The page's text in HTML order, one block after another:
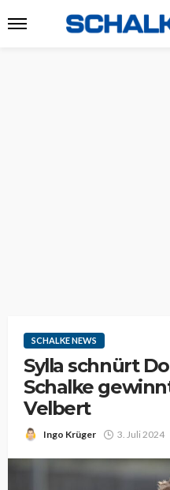
SCHALKE NEWS
Sylla schnürt
Schalke
Velbert
Ingo Krüger 3. Juli 2024